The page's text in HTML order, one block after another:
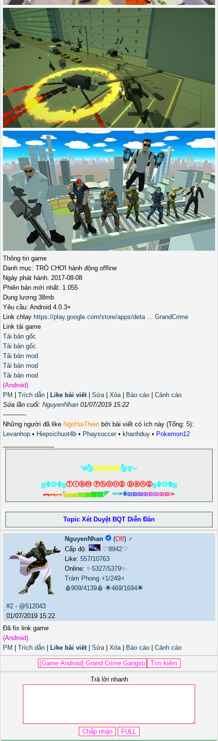
Thông tin game
Danh mục: TRÒ CHƠI hành động offline
Ngày phát hành: 2017-08-08
Phiên bản mới nhất: 1.055
Dung lượng 38mb
Yêu cầu: Android 4.0.3+
Link chlay https://play.google.com/store/apps/deta ... GrandCrime
Link tải game
Tải bản gốc
Tải bản gốc
Tải bản mod
Tải bản mod
Tải bản mod
(Android)
PM
Trích dẫn Like bài viết| Sửa| Xóa| Báo cáo
Cảnh cáo
Sửa lần cuối: NguyenNhan 01/07/2019 15:22
------------
Những người đã like NgoHaiThien bởi bài viết có ích này (Tổng: 5):
Levanhop • Hiepsichuot4b • Phaysoccer• khanhduy • Pokemon12
༄༂✪✪✪✪✪༂࿐
ஜ۩۞۩ஜⓉⓡⓐⓜ Ⓟⓗⓞⓝⓖ Ⓑⓐⓝⓖஜ۩۞۩ஜ
︻︻︻¶▅▅▆▆▇▇◤ ✑✑☬₪₪₪₪₪₪₪₪➣
Topic Xét Duyệt BQT Diễn Đàn
NguyenNhan (Off) ♂️
Cấp độ:
♡8942♡
Like:557/10763
Online:✨5327/5379✨
Trảm Phong ⚡1/249⚡
🩸909/4139🩸 🌟469/1694🌟
#2 - @512043
01/07/2019 15:22
Đã fix link game
(Android)
PM
Trích dẫn Like bài viết| Sửa| Xóa| Báo cáo Cảnh cáo
Trả lời nhanh